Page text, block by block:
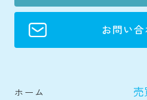
お問い合
ホーム